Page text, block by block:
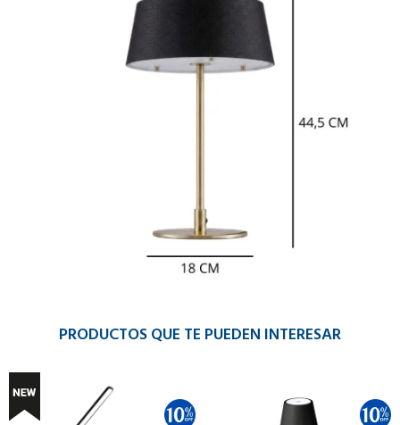
PRODUCTOS QUE TE PUEDEN INTERESAR